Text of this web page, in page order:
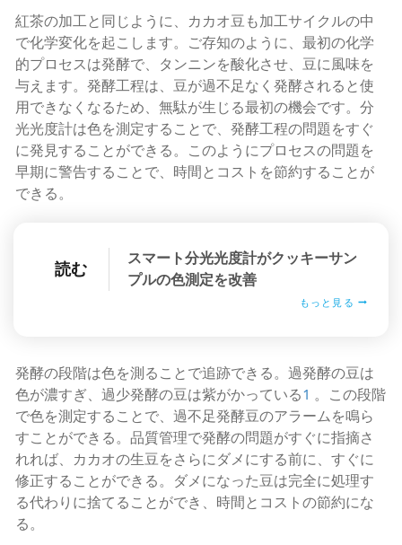
紅茶の加工と同じように、カカオ豆も加工サイクルの中
で化学変化を起こします。ご存知のように、最初の化学
的プロセスは発酵で、タンニンを酸化させ、豆に風味を
与えます。発酵工程は、豆が過不足なく発酵されると使
用できなくなるため、無駄が生じる最初の機会です。分
光光度計は色を測定することで、発酵工程の問題をすぐ
に発見することができる。このようにプロセスの問題を
早期に警告することで、時間とコストを節約することが
できる。
読む
スマート分光光度計がクッキーサン
プルの色測定を改善
もっと見る
発酵の段階は色を測ることで追跡できる。過発酵の豆は
色が濃すぎ、過少発酵の豆は紫がかっている1 。この段階
で色を測定することで、過不足発酵豆のアラームを鳴ら
すことができる。品質管理で発酵の問題がすぐに指摘さ
れれば、カカオの生豆をさらにダメにする前に、すぐに
修正することができる。ダメになった豆は完全に処理す
る代わりに捨てることができ、時間とコストの節約にな
る。